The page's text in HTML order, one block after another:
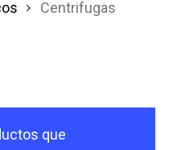
Centrifugas
que